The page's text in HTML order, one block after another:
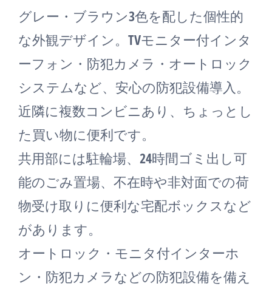
グレー・ブラウン3色を配した個性的
な外観デザイン。TVモニター付インタ
ーフォン・防犯カメラ・オートロック
システムなど、安心の防犯設備導入。
近隣に複数コンビニあり、ちょっとし
た買い物に便利です。
共用部には駐輪場、24時間ゴミ出し可
能のごみ置場、不在時や非対面での荷
物受け取りに便利な宅配ボックスなど
があります。
オートロック・モニタ付インターホ
ン・防犯カメラなどの防犯設備を備え